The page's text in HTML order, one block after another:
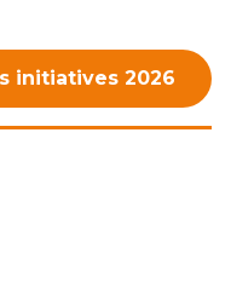
initiatives 2026